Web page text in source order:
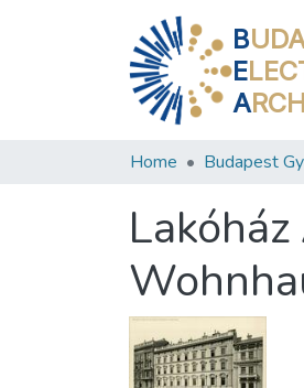
B
E
A
Home Budapest